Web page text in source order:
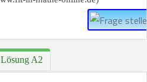
Lösung A2